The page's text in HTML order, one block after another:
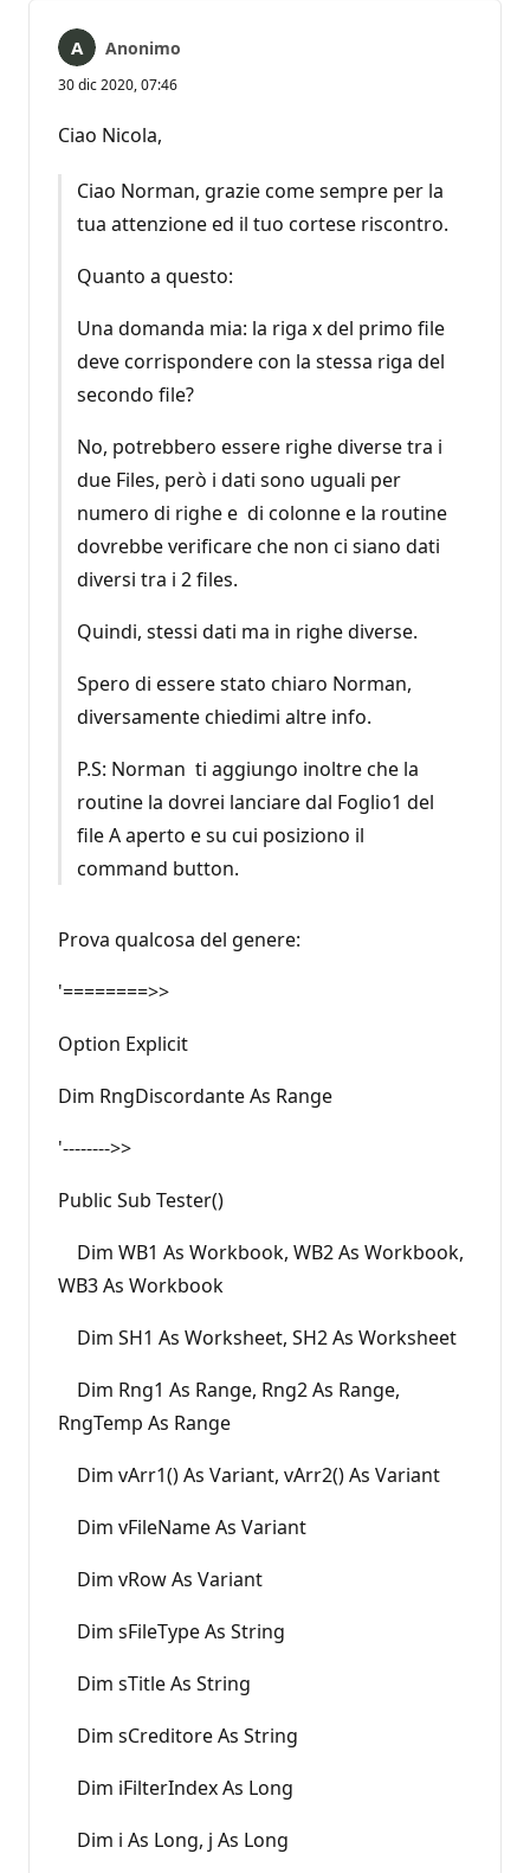
Anonimo
30 dic 2020, 07:46
Ciao Nicola,
Ciao Norman, grazie come sempre per la
tua attenzione ed il tuo cortese riscontro.
Quanto a questo:
Una domanda mia: la riga x del primo file
deve corrispondere con la stessa riga del
secondo file?
No, potrebbero essere righe diverse tra i
due Files, però i dati sono uguali per
numero di righe e di colonne e la routine
dovrebbe verificare che non ci siano dati
diversi tra i 2 files.
Quindi, stessi dati ma in righe diverse.
Spero di essere stato chiaro Norman,
diversamente chiedimi altre info.
P.S: Norman ti aggiungo inoltre che la
routine la dovrei lanciare dal Foglio1 del
file A aperto e su cui posiziono il
command button.
Prova qualcosa del genere:
'========>>
Option Explicit
Dim RngDiscordante As Range
'-------->>
Public Sub Tester()
Dim WB1 As Workbook, WB2 As Workbook,
WB3 As Workbook
Dim SH1 As Worksheet, SH2 As Worksheet
Dim Rng1 As Range, Rng2 As Range,
RngTemp As Range
Dim vArr1() As Variant, vArr2() As Variant
Dim vFileName As Variant
Dim vRow As Variant
Dim sFileType As String
Dim sTitle As String
Dim sCreditore As String
Dim iFilterIndex As Long
Dim i As Long, j As Long